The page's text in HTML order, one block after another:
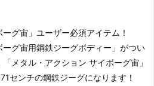
グ宙」ユーザー必須アイテム！
ーグ宙用鋼鉄ジーグボディー」がつい
メタル・アクション サイボーグ宙」
センチの鋼鉄ジーグになります！